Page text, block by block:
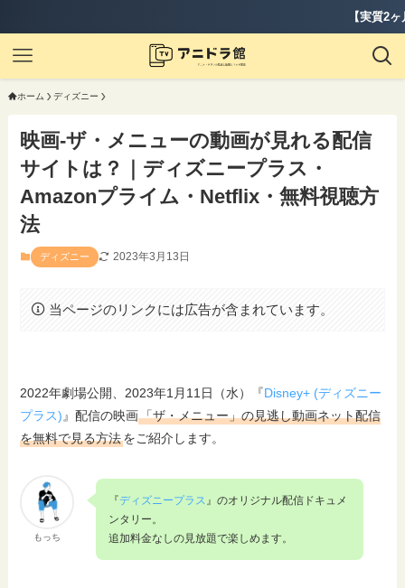
【実質2ヶ月無料】『ディズニープ
ホーム ディズニー
映画-ザ・メニューの動画が見れる配信
サイトは？｜ディズニープラス・
Amazonプライム・Netflix・無料視聴方
法
ディズニー 2023年3月13日
当ページのリンクには広告が含まれています。
2022年劇場公開、2023年1月11日（水）『Disney+ (ディズニー
プラス) 』配信の映画「ザ・メニュー」の見逃し動画ネット配信
を無料で見る方法をご紹介します。
もっち
『ディズニープラス』のオリジナル配信ドキュメ
ンタリー。
追加料金なしの見放題で楽しめます。